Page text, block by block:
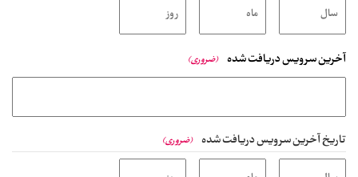
آخرین سرویس دریافت شده (ضروری)
تاریخ آخرین سرویس دریافت شده (ضروری)